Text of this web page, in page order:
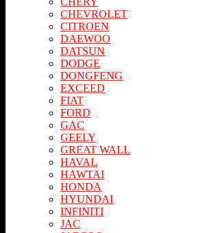
CHEVROLET
CITROEN
DAEWOO
DATSUN
DODGE
DONGFENG
EXCEED
FIAT
FORD
GAC
GEELY
GREAT WALL
HAVAL
HAWTAI
HONDA
HYUNDAI
INFINITI
JAC